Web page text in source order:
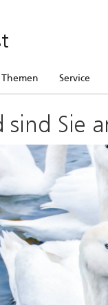
Themen Service
sind Sie